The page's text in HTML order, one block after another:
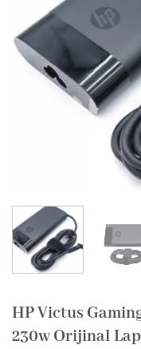
HP Victus
230w Orijinal